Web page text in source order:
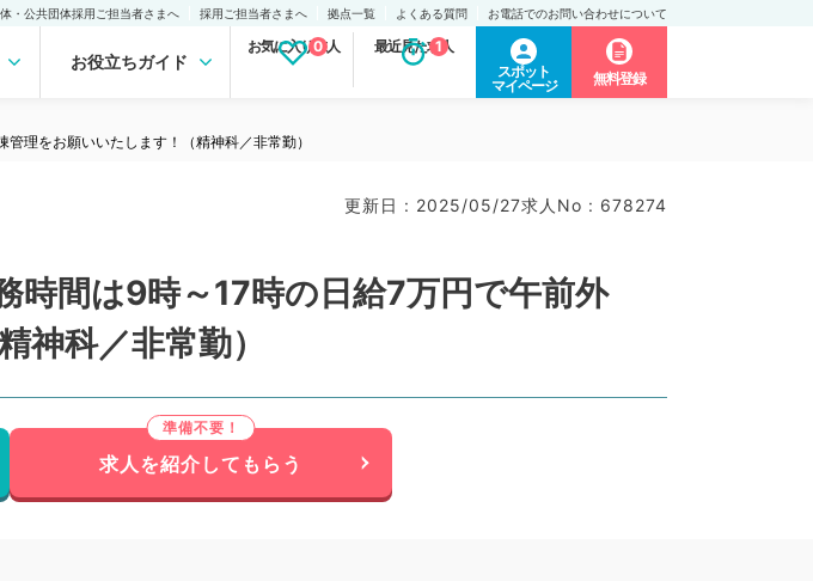
・公共団体採用ご担当者さまへ 採用ご担当者さまへ 拠点一覧 よくある質問 お電話でのお問い合わせについて
お役立ちガイド
お気に入り求人
0 最近見た求人
1
スポット
マイページ
無料登録
理をお願いいたします！（精神科／非常勤）
更新日 : 2025/05/27求人No : 678274
時間は9時～17時の日給7万円で午前外
神科／非常勤）
求人を紹介してもらう